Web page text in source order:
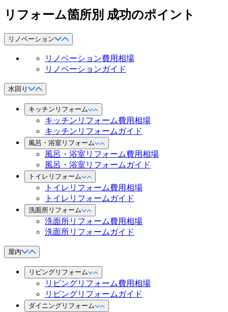
リフォーム箇所別 成功のポイント
リノベーション
リノベーション費用相場
リノベーションガイド
水回り
キッチンリフォーム
キッチンリフォーム費用相場
キッチンリフォームガイド
風呂・浴室リフォーム
風呂・浴室リフォーム費用相場
風呂・浴室リフォームガイド
トイレリフォーム
トイレリフォーム費用相場
トイレリフォームガイド
洗面所リフォーム
洗面所リフォーム費用相場
洗面所リフォームガイド
屋内
リビングリフォーム
リビングリフォーム費用相場
リビングリフォームガイド
ダイニングリフォーム